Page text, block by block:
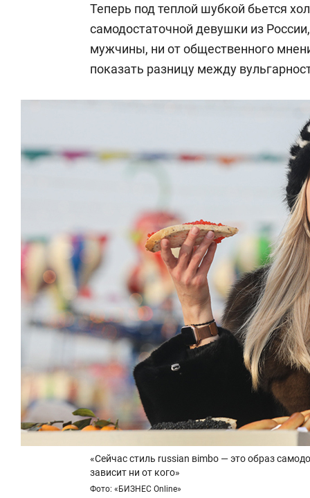
Теперь под теплой шубкой бьется
самодостаточной девушки из
мужчины, ни от общественного
показать разницу между
«Сейчас стиль russian вimbo — это образ
зависит ни от кого»
Фото: «БИЗНЕС Online»